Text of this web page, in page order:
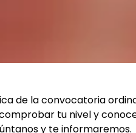
de la convocatoria
tu nivel y
y te informaremos.